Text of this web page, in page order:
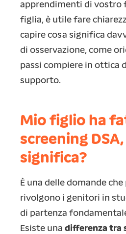
apprendimenti di vostro
figlia, è utile fare
capire cosa significa
di osservazione, come
passi compiere in ottica
supporto.
Mio figlio ha
screening
significa?
È una delle domande
rivolgono i genitori in
di partenza
Esiste una differenza tra